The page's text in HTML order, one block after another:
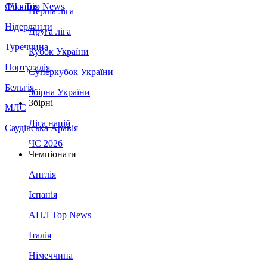
Франція
Нідерланди
Туреччина
Португалія
Бельгія
МЛС
Саудівська Аравія
ЛЧ - Top News
Перша ліга
Друга ліга
Кубок України
Суперкубок України
Збірна України
Збірні
Ліга націй
ЧС 2026
Чемпіонати
Англія
Іспанія
АПЛ Top News
Італія
Німеччина